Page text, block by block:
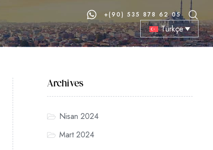
+(90) 535 878 62 05
Türkçe
Archives
Nisan 2024
Mart 2024